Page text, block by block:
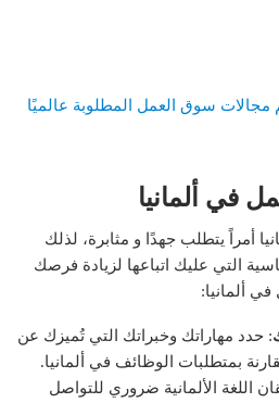
مجالات سوق العمل المطلوبة عالميًا
في ألمانيا
أمراً يتطلب جهدًا و مثابرة، لذلك
التي عليك اتباعها لزيادة فرصك
ألمانيا:
: حدد مهاراتك وخبراتك التي تُميزك عن
بمتطلبات الوظائف في ألمانيا.
اللغة الألمانية ضروري للتواصل